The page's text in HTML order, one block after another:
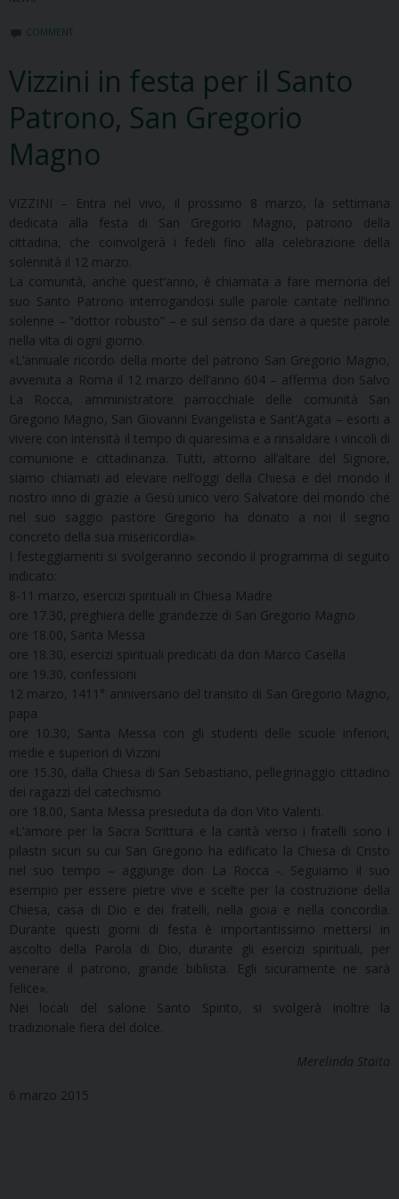
COMMENT
Vizzini in festa per il Santo
Patrono, San Gregorio
Magno
VIZZINI – Entra nel vivo, il prossimo 8 marzo, la settimana
dedicata alla festa di San Gregorio Magno, patrono della
cittadina, che coinvolgerà i fedeli fino alla celebrazione della
solennità il 12 marzo.
La comunità, anche quest’anno, è chiamata a fare memoria del
suo Santo Patrono interrogandosi sulle parole cantate nell’inno
solenne – “dottor robusto” – e sul senso da dare a queste parole
nella vita di ogni giorno.
«L’annuale ricordo della morte del patrono San Gregorio Magno,
avvenuta a Roma il 12 marzo dell’anno 604 – afferma don Salvo
La Rocca, amministratore parrocchiale delle comunità San
Gregorio Magno, San Giovanni Evangelista e Sant’Agata – esorti a
vivere con intensità il tempo di quaresima e a rinsaldare i vincoli di
comunione e cittadinanza. Tutti, attorno all’altare del Signore,
siamo chiamati ad elevare nell’oggi della Chiesa e del mondo il
nostro inno di grazie a Gesù unico vero Salvatore del mondo che
nel suo saggio pastore Gregorio ha donato a noi il segno
concreto della sua misericordia».
I festeggiamenti si svolgeranno secondo il programma di seguito
indicato:
8-11 marzo, esercizi spirituali in Chiesa Madre
ore 17.30, preghiera delle grandezze di San Gregorio Magno
ore 18.00, Santa Messa
ore 18.30, esercizi spirituali predicati da don Marco Casella
ore 19.30, confessioni
12 marzo, 1411° anniversario del transito di San Gregorio Magno,
papa
ore 10.30, Santa Messa con gli studenti delle scuole inferiori,
medie e superiori di Vizzini
ore 15.30, dalla Chiesa di San Sebastiano, pellegrinaggio cittadino
dei ragazzi del catechismo
ore 18.00, Santa Messa presieduta da don Vito Valenti.
«L’amore per la Sacra Scrittura e la carità verso i fratelli sono i
pilastri sicuri su cui San Gregorio ha edificato la Chiesa di Cristo
nel suo tempo – aggiunge don La Rocca -. Seguiamo il suo
esempio per essere pietre vive e scelte per la costruzione della
Chiesa, casa di Dio e dei fratelli, nella gioia e nella concordia.
Durante questi giorni di festa è importantissimo mettersi in
ascolto della Parola di Dio, durante gli esercizi spirituali, per
venerare il patrono, grande biblista. Egli sicuramente ne sarà
felice».
Nei locali del salone Santo Spirito, si svolgerà inoltre la
tradizionale fiera del dolce.
Merelinda Staita
6 marzo 2015